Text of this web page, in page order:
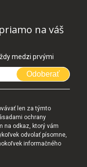
na váš
medzi prvými
Odoberať
len za týmto
ochrany
na odkaz, ktorý vám
odvolať písomne,
informačného